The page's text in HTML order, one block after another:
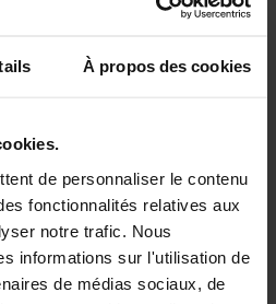
À propos des cookies
de personnaliser le contenu
fonctionnalités relatives aux
notre trafic. Nous
informations sur l'utilisation de
de médias sociaux, de
also bought